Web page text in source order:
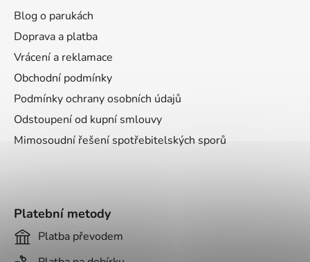
Blog o parukách
Doprava a platba
Vrácení a reklamace
Obchodní podmínky
Podmínky ochrany osobních údajů
Odstoupení od kupní smlouvy
Mimosoudní řešení spotřebitelských sporů
Platební metody
Platba převodem